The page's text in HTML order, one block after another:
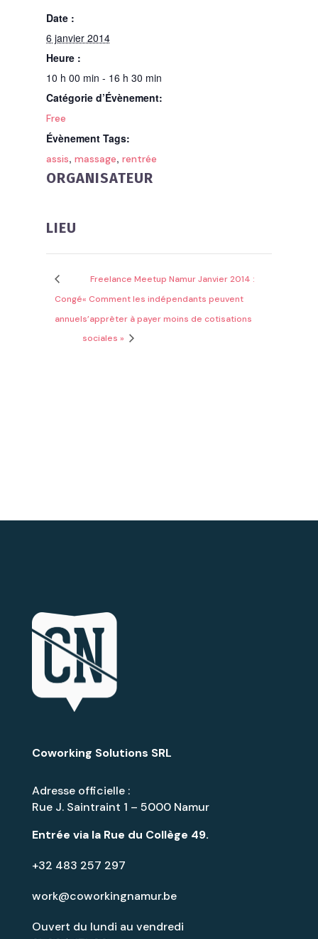
Date :
6 janvier 2014
Heure :
10 h 00 min - 16 h 30 min
Catégorie d’Évènement:
Free
Évènement Tags:
assis, massage, rentrée
ORGANISATEUR
LIEU
Congé
annuel
Freelance Meetup Namur Janvier 2014 :
« Comment les indépendants peuvent
s’apprêter à payer moins de cotisations
sociales »
Coworking Solutions SRL
Adresse officielle :
Rue J. Saintraint 1 – 5000 Namur
Entrée via la Rue du Collège 49.
+32 483 257 297
work@coworkingnamur.be
Ouvert du lundi au vendredi